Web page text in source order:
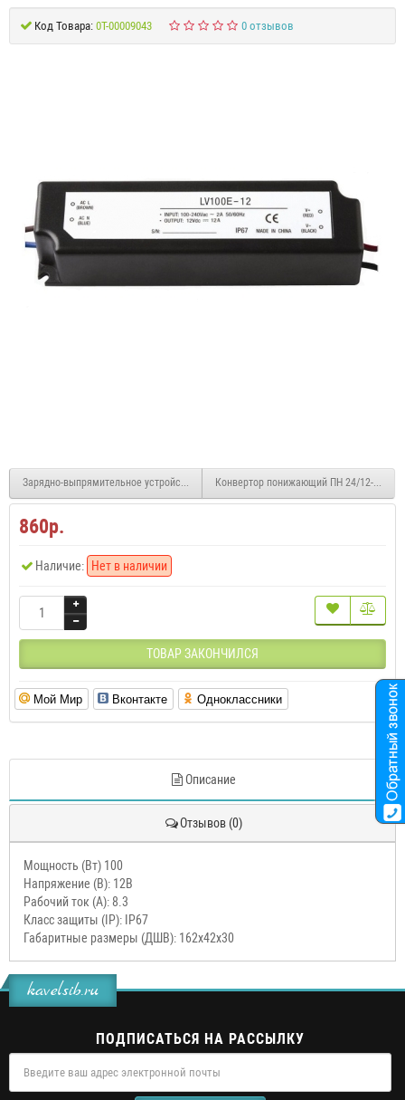
Код Товара: 0Т-00009043 0 отзывов
Зарядно-выпрямительное устройство LV 50-12Конвертор понижающий ПН 24/12-20 270
860р.
Наличие: Нет в наличии
ТОВАР ЗАКОНЧИЛСЯ
Мой Мир Вконтакте Одноклассники
Описание
Отзывов (0)
Мощность (Вт) 100
Напряжение (В): 12В
Рабочий ток (А): 8.3
Класс защиты (IP): IP67
Габаритные размеры (ДШВ): 162х42х30
kavelsib.ru
ПОДПИСАТЬСЯ НА РАССЫЛКУ